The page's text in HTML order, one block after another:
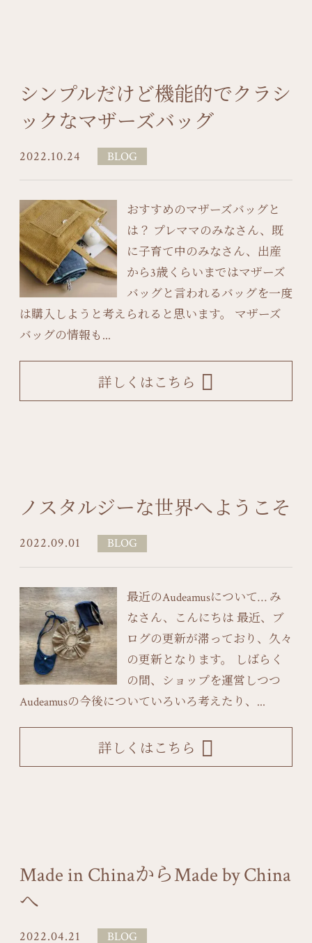
シンプルだけど機能的でクラシ
ックなマザーズバッグ
2022.10.24 BLOG
おすすめのマザーズバッグと
は？ プレママのみなさん、既
に子育て中のみなさん、出産
から3歳くらいまではマザーズ
バッグと言われるバッグを一度
は購入しようと考えられると思います。 マザーズ
バッグの情報も...
詳しくはこちら
ノスタルジーな世界へようこそ
2022.09.01 BLOG
最近のAudeamusについて… み
なさん、こんにちは 最近、ブ
ログの更新が滞っており、久々
の更新となります。 しばらく
の間、ショップを運営しつつ
Audeamusの今後についていろいろ考えたり、...
詳しくはこちら
Made in ChinaからMade by China
へ
2022.04.21 BLOG